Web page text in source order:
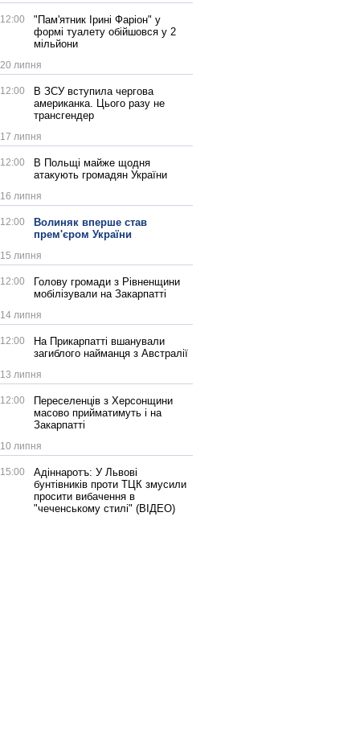
12:00
"Пам'ятник Ірині Фаріон" у
формі туалету обійшовся у 2
мільйони
20 липня
12:00
В ЗСУ вступила чергова
американка. Цього разу не
трансгендер
17 липня
12:00
В Польщі майже щодня
атакують громадян України
16 липня
12:00
Волиняк вперше став
прем'єром України
15 липня
12:00
Голову громади з Рівненщини
мобілізували на Закарпатті
14 липня
12:00
На Прикарпатті вшанували
загиблого найманця з Австралії
13 липня
12:00
Переселенців з Херсонщини
масово прийматимуть і на
Закарпатті
10 липня
15:00
Адіннаротъ: У Львові
бунтівників проти ТЦК змусили
просити вибачення в
"чеченському стилі" (ВІДЕО)